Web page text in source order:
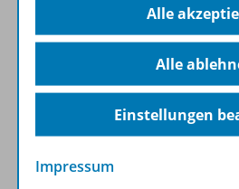
Spar-Pakete
Alle
Alle
Einstellungen
Impressum